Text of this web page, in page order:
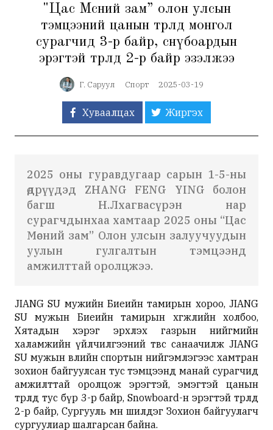
"Цас Мөсний зам” олон улсын
тэмцээний цанын төрөлд монгол
сурагчид 3-р байр, снөүбоардын
эрэгтэй төрөлд 2-р байр эзэлжээ
Г. Саруул Спорт 2025-03-19
Хуваалцах Жиргэх
2025 оны гуравдугаар сарын 1-5-ны
өдрүүдэд ZHANG FENG YING болон
багш Н.Лхагвасүрэн нар
сурагчдынхаа хамтаар 2025 оны “Цас
Мөсний зам” Олон улсын залуучуудын
уулын гулгалтын тэмцээнд
амжилттай оролцжээ.
JIANG SU мужийн Биеийн тамирын хороо, JIANG
SU мужын Биеийн тамирын хөгжлийн холбоо,
Хятадын хэрэг эрхлэх газрын нийгмийн
халамжийн үйлчилгээний төвөөс санаачилж JIANG
SU мужын өвлийн спортын нийгэмлэгээс хамтран
зохион байгуулсан тус тэмцээнд манай сурагчид
амжилттай оролцож эрэгтэй, эмэгтэй цанын
төрөлд тус бүр 3-р байр, Snowboard-н эрэгтэй төрөлд
2-р байр, Сургууль мөн шилдэг Зохион байгуулагч
сургуулиар шалгарсан байна.